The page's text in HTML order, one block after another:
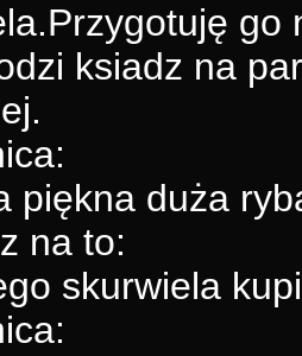
go
ksiadz na
piękna duża
na to:
skurwiela